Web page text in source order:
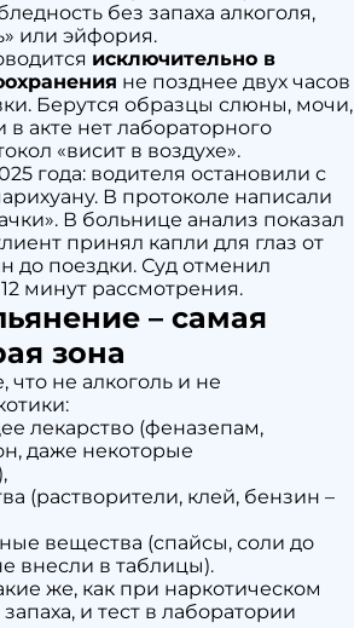
без запаха алкоголя,
или эйфория.
исключительно в
не позднее двух часов
Берутся образцы слюны, мочи,
в акте нет лабораторного
«висит в воздухе».
года: водителя остановили с
В протоколе написали
В больнице анализ показал
принял капли для глаз от
до поездки. Суд отменил
минут рассмотрения.
– самая
зона
что не алкоголь и не
лекарство (феназепам,
даже некоторые
(растворители, клей, бензин –
вещества (спайсы, соли до
внесли в таблицы).
же, как при наркотическом
и тест в лаборатории